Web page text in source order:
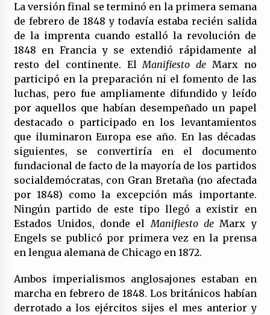
La versión final se terminó en la primera semana
de febrero de 1848 y todavía estaba recién salida
de la imprenta cuando estalló la revolución de
1848 en Francia y se extendió rápidamente al
resto del continente. ElManifiesto de Marx no
participó en la preparación ni el fomento de las
luchas, pero fue ampliamente difundido y leído
por aquellos que habían desempeñado un papel
destacado o participado en los levantamientos
que iluminaron Europa ese año. En las décadas
siguientes, se convertiría en el documento
fundacional de facto de la mayoría de los partidos
socialdemócratas, con Gran Bretaña (no afectada
por 1848) como la excepción más importante.
Ningún partido de este tipo llegó a existir en
Estados Unidos, donde elManifiesto deMarx y
Engels se publicó por primera vez en la prensa
en lengua alemana de Chicago en 1872.
Ambos imperialismos anglosajones estaban en
marcha en febrero de 1848. Los británicos habían
derrotado a los ejércitos sijes el mes anterior y